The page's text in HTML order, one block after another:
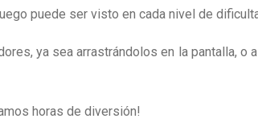
puede ser visto en cada nivel de
ya sea arrastrándolos en la pantalla, o
horas de diversión!